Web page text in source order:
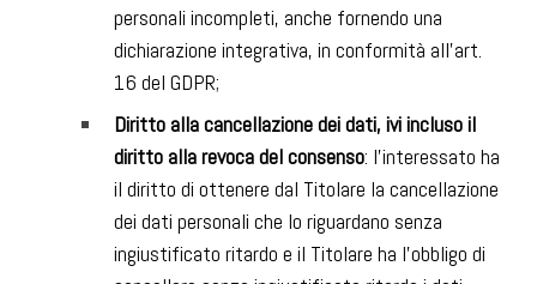
personali incompleti, anche fornendo una
dichiarazione integrativa, in conformità all’art.
16 del GDPR;
Diritto alla cancellazione dei dati, ivi incluso il
diritto alla revoca del consenso: l’interessato ha
il diritto di ottenere dal Titolare la cancellazione
dei dati personali che lo riguardano senza
ingiustificato ritardo e il Titolare ha l’obbligo di